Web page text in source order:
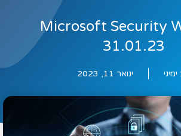
Microsoft Security
31.01.23
ימיני ינואר 11, 2023